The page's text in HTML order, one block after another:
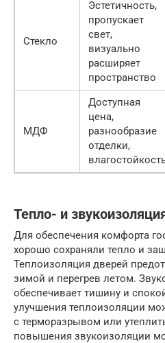
Стекло
Эстетичность,
пропускает
свет,
визуально
расширяет
пространство
МДФ
Доступная
цена,
разнообразие
отделки,
Тепло- и
Для обеспечения комфорта
хорошо сохраняли тепло и
Теплоизоляция дверей
зимой и перегрев летом.
обеспечивает тишину и
улучшения теплоизоляции
с терморазрывом или
повышения звукоизоляции